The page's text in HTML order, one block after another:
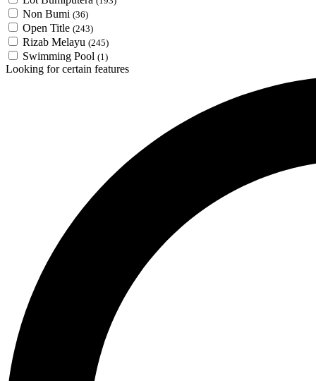
Non Bumi (36)
Open Title (243)
Rizab Melayu (245)
Swimming Pool (1)
Looking for certain features